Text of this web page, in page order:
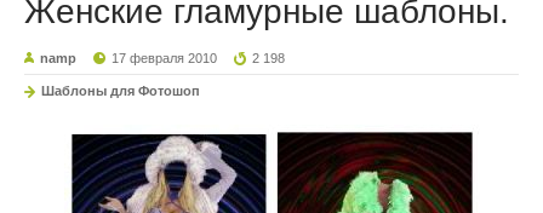
Женские гламурные шаблоны.
namp 17 февраля 2010 2 198
Шаблоны для Фотошоп